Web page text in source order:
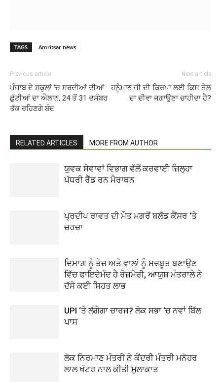
TAGS Amritsar news
Previous article
ਪੰਜਾਬ ਦੇ ਸਕੂਲਾਂ ’ਚ ਸਰਦੀਆਂ ਦੀਆਂ
ਛੁੱਟੀਆਂ ਦਾ ਐਲਾਨ, 24 ਤੋਂ 31 ਦਸੰਬਰ
ਤੱਕ ਰਹਿਣਗੇ ਬੰਦ
Next article
ਹਨੂੰਮਾਨ ਜੀ ਦੀ ਕਿਰਪਾ ਲਈ ਕਿਸ ਤੇਲ
ਦਾ ਦੀਵਾ ਜਗਾਉਣਾ ਚਾਹੀਦਾ ਹੈ?
RELATED ARTICLES MORE FROM AUTHOR
ਯੁਵਕ ਸੇਵਾਵਾਂ ਵਿਭਾਗ ਵੱਲੋਂ ਕਰਵਾਈ ਜ਼ਿਲ੍ਹਾ
ਪੱਧਰੀ ਰੈੱਡ ਰਨ ਮੈਰਾਥਨ
ਪ੍ਰਦੀਪ ਰਾਵਤ ਦੀ ਮੌਤ ਮਗਰੋਂ ਬਲੱਡ ਕੈਂਸਰ ‘ਤੇ
ਚਰਚਾ
ਦਿਮਾਗ਼ ਨੂੰ ਤੇਜ਼ ਅਤੇ ਵਾਲਾਂ ਨੂੰ ਮਜ਼ਬੂਤ ਬਣਾਉਣ
ਵਿੱਚ ਫਾਇਦੇਮੰਦ ਹੈ ਰੋਜ਼ਮੇਰੀ, ਆਯੁਸ਼ ਮੰਤਰਾਲੇ ਨੇ
ਦੱਸੇ ਕਈ ਸਿਹਤ ਲਾਭ
UPI ‘ਤੇ ਲੱਗੇਗਾ ਚਾਰਜ? ਲੋਕ ਸਭਾ ‘ਚ ਨਵਾਂ ਬਿੱਲ
ਪਾਸ
ਲੋਕ ਨਿਰਮਾਣ ਮੰਤਰੀ ਨੇ ਕੇਂਦਰੀ ਮੰਤਰੀ ਮਨੋਹਰ
ਲਾਲ ਖੱਟਰ ਨਾਲ ਕੀਤੀ ਮੁਲਾਕਾਤ